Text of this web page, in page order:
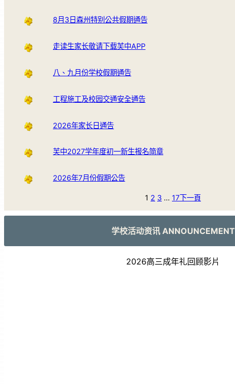
8月3日森州特别公共假期通告
走读生家长敬请下载芙中APP
八、九月份学校假期通告
工程施工及校园交通安全通告
2026年家长日通告
芙中2027学年度初一新生报名简章
2026年7月份假期公告
1 2 3 … 17下一頁
学校活动资讯 ANNOUNCEMENT
2026高三成年礼回顾影片